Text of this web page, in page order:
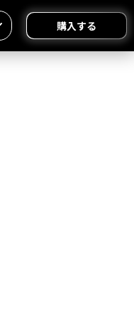
購入する